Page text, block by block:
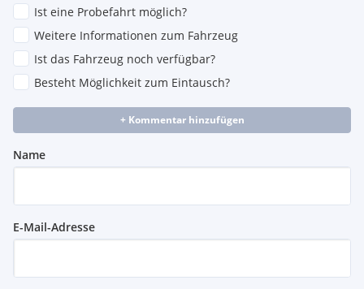
Ist eine Probefahrt möglich?
Weitere Informationen zum Fahrzeug
Ist das Fahrzeug noch verfügbar?
Besteht Möglichkeit zum Eintausch?
+ Kommentar hinzufügen
Name
E-Mail-Adresse